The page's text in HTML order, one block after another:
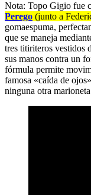
Nota: Topo Gigio fue
Perego (junto a
gomaespuma,
que se maneja
tres titiriteros vestidos
sus manos contra un
fórmula permite
famosa «caída de
ninguna otra